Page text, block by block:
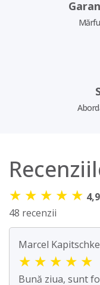
★ ★ ★ ★ ★
48 recenzii
Marcel
★ ★ ★ ★ ★
Bună ziua, sunt